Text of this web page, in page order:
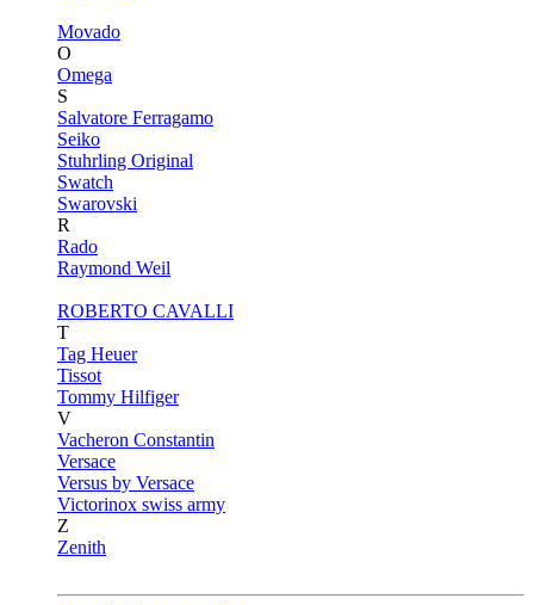
Movado
O
Omega
S
Salvatore Ferragamo
Seiko
Stuhrling Original
Swatch
Swarovski
R
Rado
Raymond Weil
ROBERTO CAVALLI
T
Tag Heuer
Tissot
Tommy Hilfiger
V
Vacheron Constantin
Versace
Versus by Versace
Victorinox swiss army
Z
Zenith